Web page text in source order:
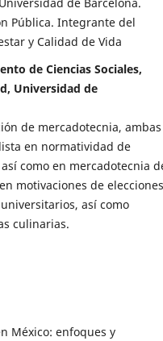
de Barcelona.
Pública. Integrante del
y Calidad de Vida
de Ciencias Sociales,
Universidad de
de mercadotecnia, ambas
en normatividad de
como en mercadotecnia
motivaciones de elecciones
así como
culinarias.
México: enfoques y